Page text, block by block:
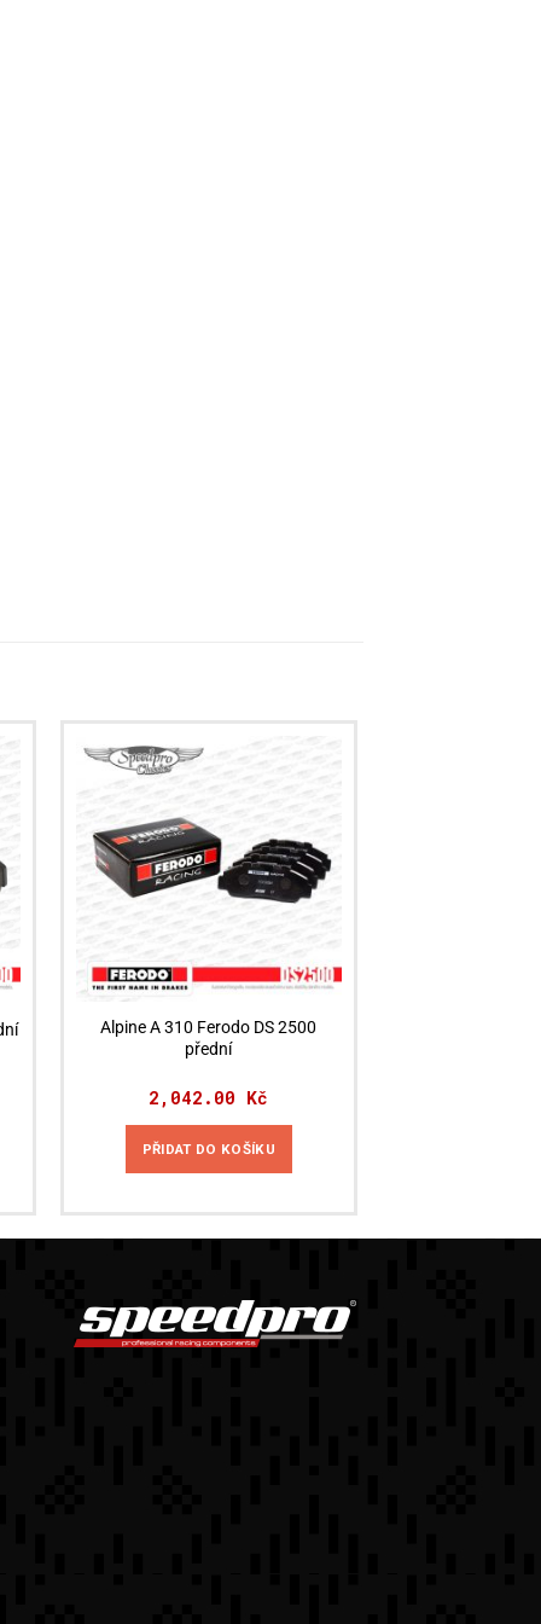
Alpine A 310 Ferodo DS 2500
přední
2,042.00 Kč
PŘIDAT DO KOŠÍKU